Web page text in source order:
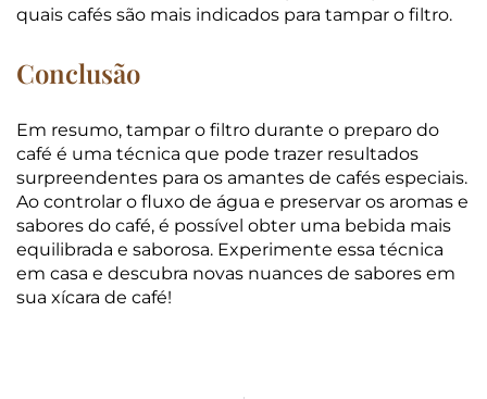
quais cafés são mais indicados para tampar o filtro.
Conclusão
Em resumo, tampar o filtro durante o preparo do
café é uma técnica que pode trazer resultados
surpreendentes para os amantes de cafés especiais.
Ao controlar o fluxo de água e preservar os aromas e
sabores do café, é possível obter uma bebida mais
equilibrada e saborosa. Experimente essa técnica
em casa e descubra novas nuances de sabores em
sua xícara de café!